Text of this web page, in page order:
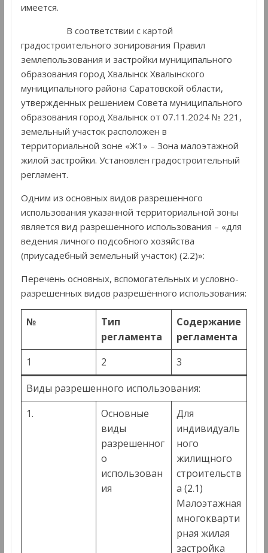
имеется.
В соответствии с картой
градостроительного зонирования Правил
землепользования и застройки муниципального
образования город Хвалынск Хвалынского
муниципального района Саратовской области,
утвержденных решением Совета муниципального
образования город Хвалынск от 07.11.2024 № 221,
земельный участок расположен в
территориальной зоне «Ж1» – Зона малоэтажной
жилой застройки. Установлен градостроительный
регламент.
Одним из основных видов разрешенного
использования указанной территориальной зоны
является вид разрешенного использования – «для
ведения личного подсобного хозяйства
(приусадебный земельный участок) (2.2)»:
Перечень основных, вспомогательных и условно-
разрешенных видов разрешённого использования:
№
Тип
регламента
Содержание
регламента
1
2
3
Виды разрешенного использования:
1.
Основные
виды
разрешенног
о
использован
ия
Для
индивидуаль
ного
жилищного
строительств
а (2.1)
Малоэтажная
многокварти
рная жилая
застройка